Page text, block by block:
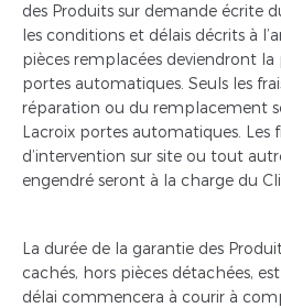
des Produits sur demande écrite
les conditions et délais décrits à
pièces remplacées deviendront
portes automatiques. Seuls les
réparation ou du remplacement
Lacroix portes automatiques. Les
d’intervention sur site ou tout
engendré seront à la charge du
La durée de la garantie des
cachés, hors pièces détachées,
délai commencera à courir à